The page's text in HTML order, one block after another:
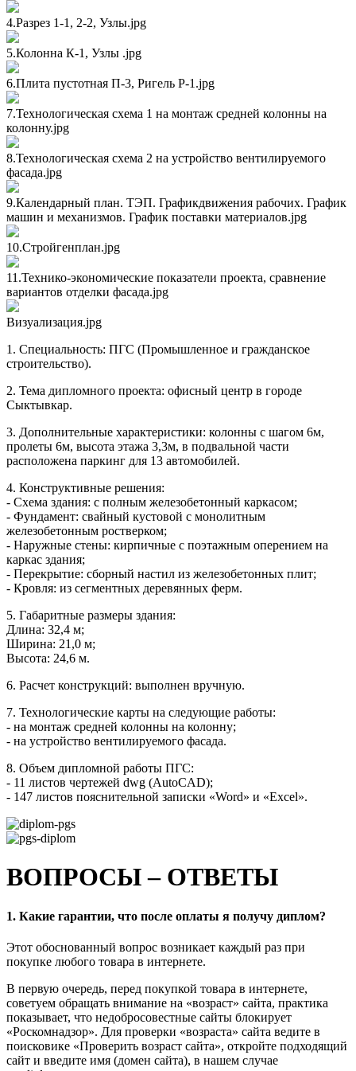
4.Разрез 1-1, 2-2, Узлы.jpg
5.Колонна К-1, Узлы .jpg
6.Плита пустотная П-3, Ригель Р-1.jpg
7.Технологическая схема 1 на монтаж средней колонны на
колонну.jpg
8.Технологическая схема 2 на устройство вентилируемого
фасада.jpg
9.Календарный план. ТЭП. Графикдвижения рабочих. График
машин и механизмов. График поставки материалов.jpg
10.Стройгенплан.jpg
11.Технико-экономические показатели проекта, сравнение
вариантов отделки фасада.jpg
Визуализация.jpg
1. Специальность: ПГС (Промышленное и гражданское
строительство).
2. Тема дипломного проекта: офисный центр в городе
Сыктывкар.
3. Дополнительные характеристики: колонны с шагом 6м,
пролеты 6м, высота этажа 3,3м, в подвальной части
расположена паркинг для 13 автомобилей.
4. Конструктивные решения:
- Схема здания: с полным железобетонный каркасом;
- Фундамент: свайный кустовой с монолитным
железобетонным ростверком;
- Наружные стены: кирпичные с поэтажным оперением на
каркас здания;
- Перекрытие: сборный настил из железобетонных плит;
- Кровля: из сегментных деревянных ферм.
5. Габаритные размеры здания:
Длина: 32,4 м;
Ширина: 21,0 м;
Высота: 24,6 м.
6. Расчет конструкций: выполнен вручную.
7. Технологические карты на следующие работы:
- на монтаж средней колонны на колонну;
- на устройство вентилируемого фасада.
8. Объем дипломной работы ПГС:
- 11 листов чертежей dwg (AutoCAD);
- 147 листов пояснительной записки «Word» и «Exсel».
ВОПРОСЫ – ОТВЕТЫ
1. Какие гарантии, что после оплаты я получу диплом?
Этот обоснованный вопрос возникает каждый раз при
покупке любого товара в интернете.
В первую очередь, перед покупкой товара в интернете,
советуем обращать внимание на «возраст» сайта, практика
показывает, что недобросовестные сайты блокирует
«Роскомнадзор». Для проверки «возраста» сайта ведите в
поисковике «Проверить возраст сайта», откройте подходящий
сайт и введите имя (домен сайта), в нашем случае